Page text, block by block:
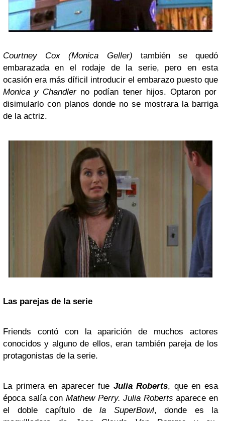
Courtney Cox (Monica Geller) también se quedó
embarazada en el rodaje de la serie, pero en esta
ocasión era más díficil introducir el embarazo puesto que
Monica y Chandlerno podían tener hijos. Optaron por
disimularlo con planos donde no se mostrara la barriga
de la actriz.
Las parejas de la serie
Friends contó con la aparición de muchos actores
conocidos y alguno de ellos, eran también pareja de los
protagonistas de la serie.
La primera en aparecer fue Julia Roberts, que en esa
época salía con Mathew Perry. Julia Roberts aparece en
el doble capítulo dela SuperBowl, donde es la